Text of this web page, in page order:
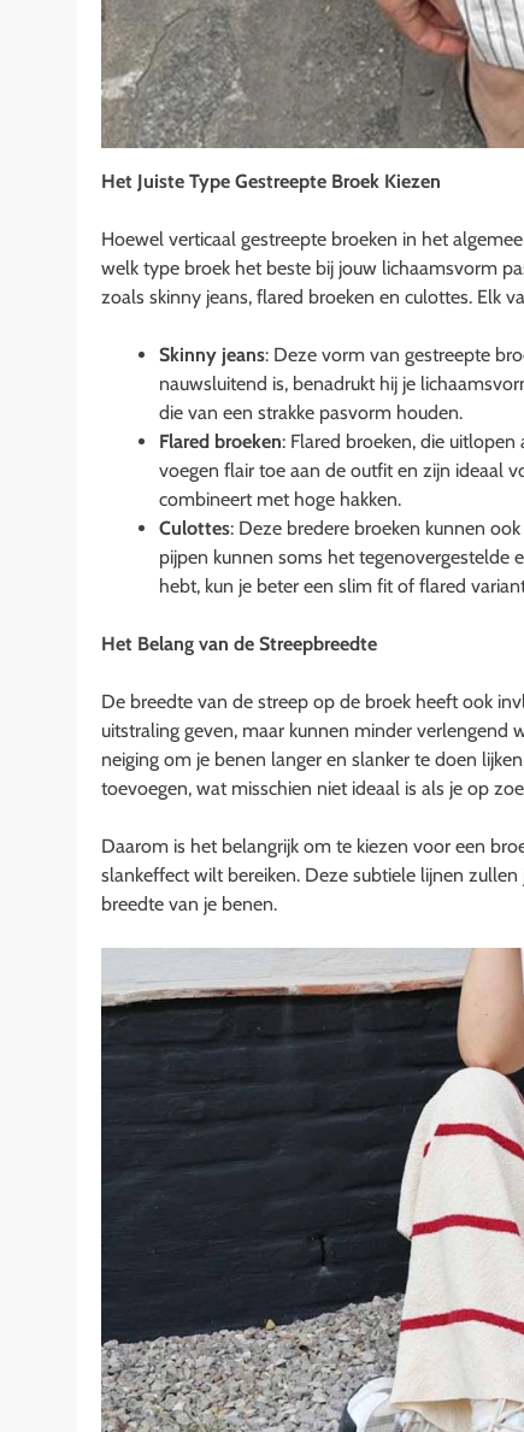
Het Juiste Type Gestreepte Broek Kiezen
Hoewel verticaal gestreepte broeken in het
welk type broek het beste bij jouw lichaamsvorm
zoals skinny jeans, flared broeken en culottes. Elk
Skinny jeans: Deze vorm van gestreepte
nauwsluitend is, benadrukt hij je
die van een strakke pasvorm houden.
Flared broeken: Flared broeken, die
voegen flair toe aan de outfit en zijn ideaal
combineert met hoge hakken.
Culottes: Deze bredere broeken kunnen
pijpen kunnen soms het tegenovergestelde
hebt, kun je beter een slim fit of flared
Het Belang van de Streepbreedte
De breedte van de streep op de broek heeft ook
uitstraling geven, maar kunnen minder verlengend
neiging om je benen langer en slanker te doen
toevoegen, wat misschien niet ideaal is als je op
Daarom is het belangrijk om te kiezen voor een
slankeffect wilt bereiken. Deze subtiele lijnen
breedte van je benen.